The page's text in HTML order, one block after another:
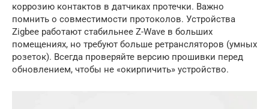
коррозию контактов в датчиках протечки. Важно
помнить о совместимости протоколов. Устройства
Zigbee работают стабильнее Z-Wave в больших
помещениях, но требуют больше ретрансляторов (умных
розеток). Всегда проверяйте версию прошивки перед
обновлением, чтобы не «окирпичить» устройство.